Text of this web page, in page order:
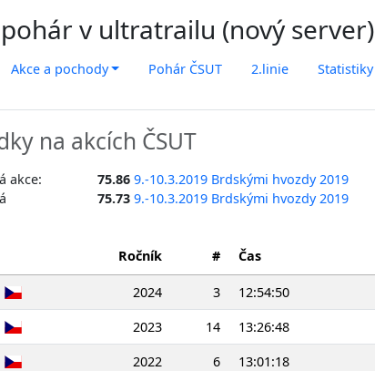
v ultratrailu (nový server)
Akce a pochody Pohár ČSUT 2.linie Statistiky
na akcích ČSUT
akce: 75.86 9.-10.3.2019 Brdskými hvozdy 2019
75.73 9.-10.3.2019 Brdskými hvozdy 2019
Ročník # Čas
2024 3 12:54:50
2023 14 13:26:48
2022 6 13:01:18